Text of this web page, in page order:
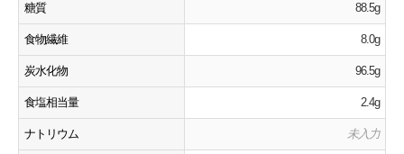
糖質 88.5g
食物繊維 8.0g
炭水化物 96.5g
食塩相当量 2.4g
ナトリウム 未入力